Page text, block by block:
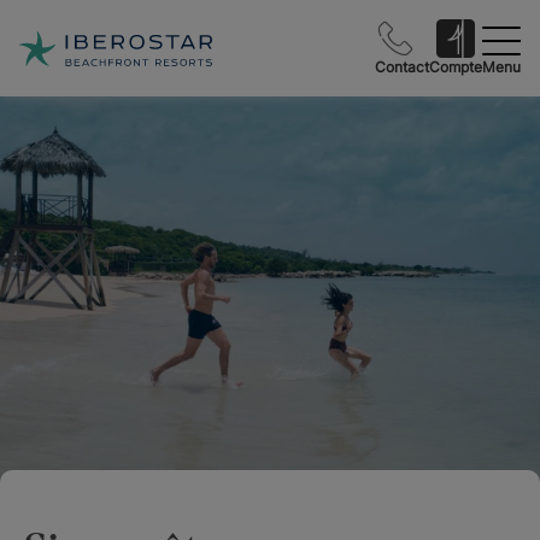
ContactCompteMenu